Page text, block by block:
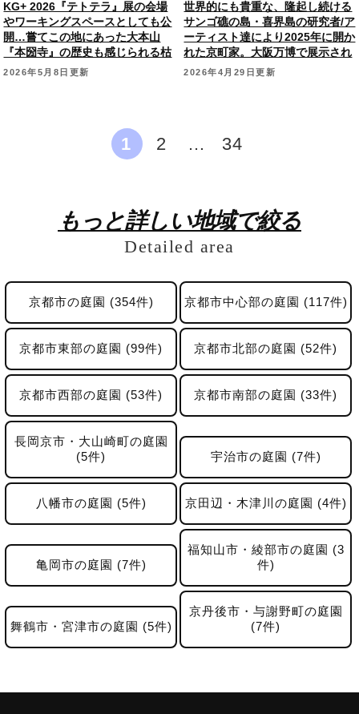
KG+ 2026『テトテラ』展の会場
やワーキングスペースとしても公
開…嘗てこの地にあった大本山
『本圀寺』の歴史も感じられる枯
山水庭園。
2026年5月8日更新
世界的にも貴重な、隆起し続ける
サンゴ礁の島・喜界島の研究者/ア
ーティスト達により2025年に開か
れた京町家。大阪万博で展示され
た珊瑚が配された坪庭も。
2026年4月29日更新
1 2 … 34
もっと詳しい地域で絞る
Detailed area
京都市の庭園 (354件) 京都市中心部の庭園 (117件)
京都市東部の庭園 (99件) 京都市北部の庭園 (52件)
京都市西部の庭園 (53件) 京都市南部の庭園 (33件)
長岡京市・大山崎町の庭園
(5件)
宇治市の庭園 (7件)
八幡市の庭園 (5件) 京田辺・木津川の庭園 (4件)
亀岡市の庭園 (7件)
福知山市・綾部市の庭園 (3
件)
舞鶴市・宮津市の庭園 (5件)
京丹後市・与謝野町の庭園
(7件)